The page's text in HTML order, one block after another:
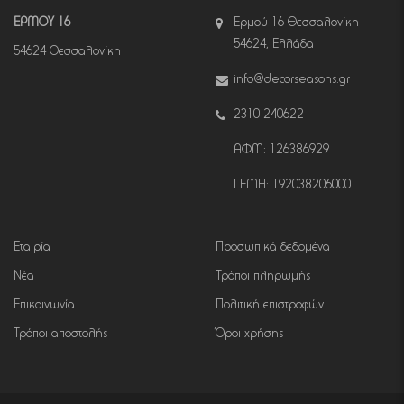
ΕΡΜΟΥ 16
54624 Θεσσαλονίκη
Ερμού 16 Θεσσαλονίκη
54624, Ελλάδα
info@decorseasons.gr
2310 240622
ΑΦΜ: 126386929
ΓΕΜΗ: 192038206000
Εταιρία
Νέα
Επικοινωνία
Τρόποι αποστολής
Προσωπικά δεδομένα
Τρόποι πληρωμής
Πολιτική επιστροφών
Όροι χρήσης